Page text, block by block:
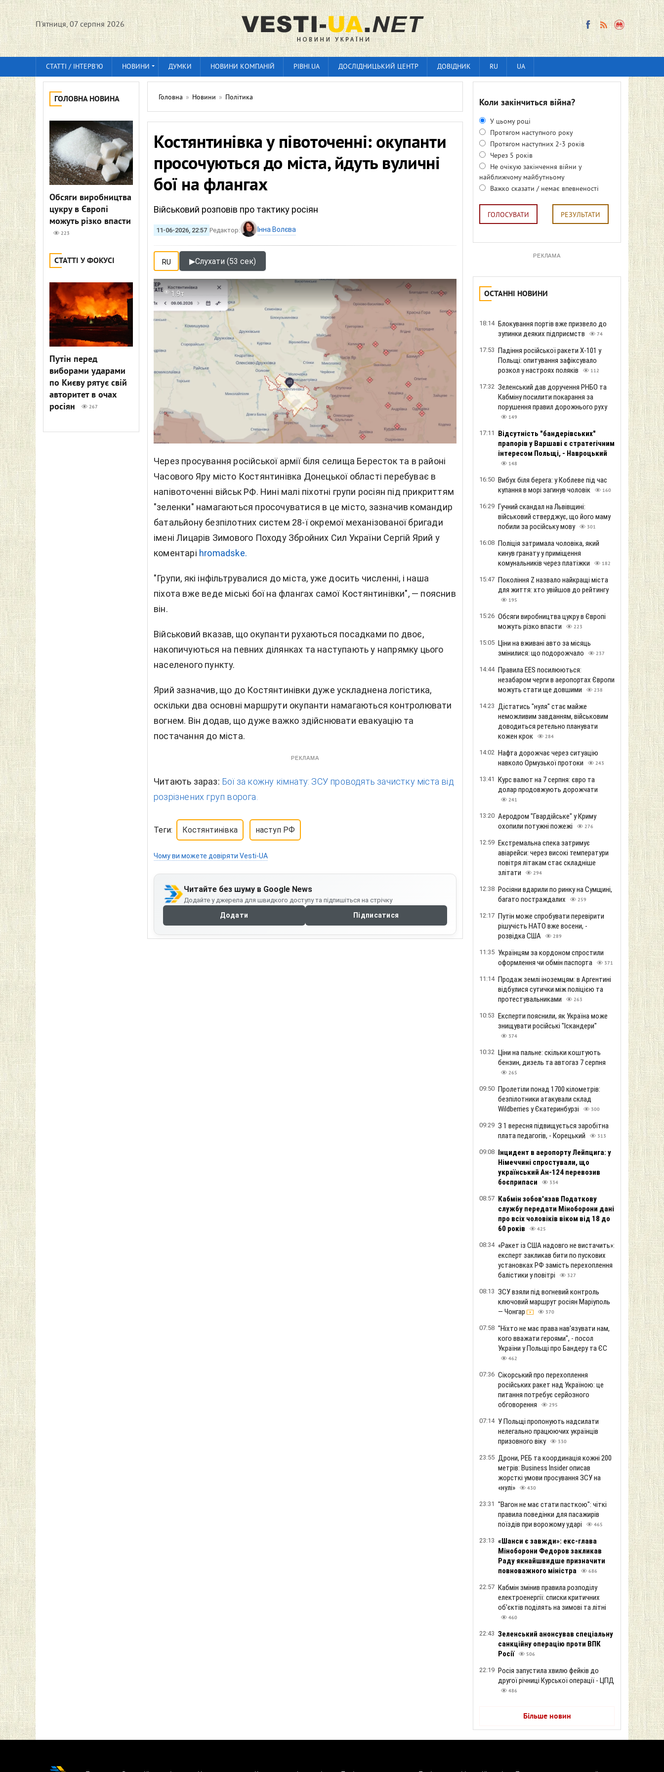
П'ятниця, 07 серпня 2026
СТАТТІ / ІНТЕРВ'Ю НОВИНИ ДУМКИ НОВИНИ КОМПАНІЙ РІВНІ.UA ДОСЛІДНИЦЬКИЙ ЦЕНТР ДОВІДНИК RU UA
ГОЛОВНА НОВИНА
Обсяги виробництва
цукру в Європі
можуть різко впасти
223
СТАТТІ У ФОКУСІ
Путін перед
виборами ударами
по Києву рятує свій
авторитет в очах
росіян
267
Головна » Новини » Політика
Костянтинівка у півоточенні: окупанти
просочуються до міста, йдуть вуличні
бої на флангах
Військовий розповів про тактику росіян
11-06-2026, 22:57 Редактор: Інна Волєва
RU ▶Слухати (53 сек)
1.9т
Через просування російської армії біля селища Бересток та в районі
Часового Яру місто Костянтинівка Донецької області перебуває в
напівоточенні військ РФ. Нині малі піхотні групи росіян під прикриттям
"зеленки" намагаються просочуватися в це місто, зазначив командир
батальйону безпілотних систем 28-ї окремої механізованої бригади
імені Лицарів Зимового Походу Збройних Сил України Сергій Ярий у
коментарі hromadske.
"Групи, які інфільтрувалися до міста, уже досить численні, і наша
піхота вже веде міські бої на флангах самої Костянтинівки", — пояснив
він.
Військовий вказав, що окупанти рухаються посадками по двоє,
накопичуються на певних ділянках та наступають у напрямку цього
населеного пункту.
Ярий зазначив, що до Костянтинівки дуже ускладнена логістика,
оскільки два основні маршрути окупанти намагаються контролювати
вогнем. Він додав, що дуже важко здійснювати евакуацію та
постачання до міста.
РЕКЛАМА
Читають зараз: Бої за кожну кімнату: ЗСУ проводять зачистку міста від
розрізнених груп ворога.
Теги: Костянтинівка наступ РФ
Чому ви можете довіряти Vesti-UA
Читайте без шуму в Google News
Додайте у джерела для швидкого доступу та підпишіться на стрічку
Додати Підписатися
Коли закінчиться війна?
У цьому році
Протягом наступного року
Протягом наступних 2-3 років
Через 5 років
Не очікую закінчення війни у
найближчому майбутньому
Важко сказати / немає впевненості
ГОЛОСУВАТИ РЕЗУЛЬТАТИ
РЕКЛАМА
ОСТАННІ НОВИНИ
18:14 Блокування портів вже призвело до
зупинки деяких підприємств
74
17:53 Падіння російської ракети Х-101 у
Польщі: опитування зафіксувало
розкол у настроях поляків
112
17:32 Зеленський дав доручення РНБО та
Кабміну посилити покарання за
порушення правил дорожнього руху
149
17:11
Відсутність "бандерівських"
прапорів у Варшаві є стратегічним
інтересом Польщі, - Навроцький
148
16:50 Вибух біля берега: у Коблеве під час
купання в морі загинув чоловік
160
16:29 Гучний скандал на Львівщині:
військовий стверджує, що його маму
побили за російську мову
301
16:08 Поліція затримала чоловіка, який
кинув гранату у приміщення
комунальників через платіжки
182
15:47 Покоління Z назвало найкращі міста
для життя: хто увійшов до рейтингу
195
15:26 Обсяги виробництва цукру в Європі
можуть різко впасти
223
15:05 Ціни на вживані авто за місяць
змінилися: що подорожчало
237
14:44 Правила EES посилюються:
незабаром черги в аеропортах Європи
можуть стати ще довшими
238
14:23 Дістатись "нуля" стає майже
неможливим завданням, військовим
доводиться ретельно планувати
кожен крок
284
14:02 Нафта дорожчає через ситуацію
навколо Ормузької протоки
243
13:41 Курс валют на 7 серпня: євро та
долар продовжують дорожчати
241
13:20 Аеродром "Гвардійське" у Криму
охопили потужні пожежі
276
12:59 Екстремальна спека затримує
авіарейси: через високі температури
повітря літакам стає складніше
злітати
294
12:38 Росіяни вдарили по ринку на Сумщині,
багато постраждалих
259
12:17 Путін може спробувати перевірити
рішучість НАТО вже восени, -
розвідка США
289
11:35 Українцям за кордоном спростили
оформлення чи обмін паспорта
371
11:14 Продаж землі іноземцям: в Аргентині
відбулися сутички між поліцією та
протестувальниками
263
10:53 Експерти пояснили, як Україна може
знищувати російські "Іскандери"
374
10:32 Ціни на пальне: скільки коштують
бензин, дизель та автогаз 7 серпня
265
09:50 Пролетіли понад 1700 кілометрів:
безпілотники атакували склад
Wildberries у Єкатеринбурзі
300
09:29 З 1 вересня підвищується заробітна
плата педагогів, - Корецький
313
09:08 Інцидент в аеропорту Лейпцига: у
Німеччині спростували, що
український Ан-124 перевозив
боєприпаси
334
08:57 Кабмін зобов'язав Податкову
службу передати Міноборони дані
про всіх чоловіків віком від 18 до
60 років
425
08:34 «Ракет із США надовго не вистачить»:
експерт закликав бити по пускових
установках РФ замість перехоплення
балістики у повітрі
327
08:13 ЗСУ взяли під вогневий контроль
ключовий маршрут росіян Маріуполь
— Чонгар
370
07:58 "Ніхто не має права нав'язувати нам,
кого вважати героями", - посол
України у Польщі про Бандеру та ЄС
462
07:36 Сікорський про перехоплення
російських ракет над Україною: це
питання потребує серйозного
обговорення
295
07:14 У Польщі пропонують надсилати
нелегально працюючих українців
призовного віку
330
23:55 Дрони, РЕБ та координація кожні 200
метрів: Business Insider описав
жорсткі умови просування ЗСУ на
«нулі»
430
23:31 "Вагон не має стати пасткою": чіткі
правила поведінки для пасажирів
поїздів при ворожому ударі
465
23:13 «Шанси є завжди»: екс-глава
Міноборони Федоров закликав
Раду якнайшвидше призначити
повноважного міністра
686
22:57 Кабмін змінив правила розподілу
електроенергії: списки критичних
об'єктів поділять на зимові та літні
460
22:43 Зеленський анонсував спеціальну
санкційну операцію проти ВПК
Росії
506
22:19 Росія запустила хвилю фейків до
другої річниці Курської операції - ЦПД
486
Більше новин